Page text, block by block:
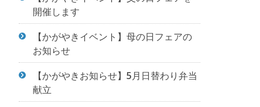
開催します
【かがやきイベント】母の日フェアの
お知らせ
【かがやきお知らせ】5月日替わり弁当
献立